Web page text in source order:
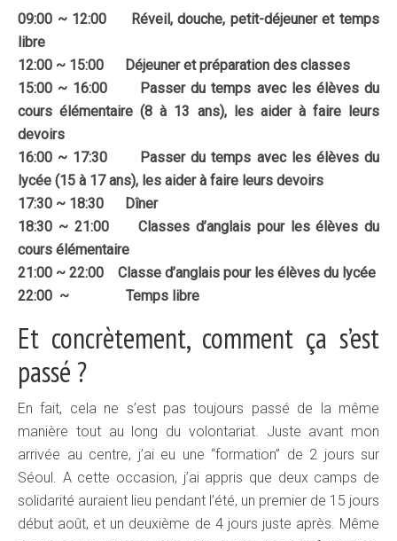
09:00 ~ 12:00 Réveil, douche, petit-déjeuner et temps
libre
12:00 ~ 15:00 Déjeuner et préparation des classes
15:00 ~ 16:00 Passer du temps avec les élèves du
cours élémentaire (8 à 13 ans), les aider à faire leurs
devoirs
16:00 ~ 17:30 Passer du temps avec les élèves du
lycée (15 à 17 ans), les aider à faire leurs devoirs
17:30 ~ 18:30 Dîner
18:30 ~ 21:00 Classes d’anglais pour les élèves du
cours élémentaire
21:00 ~ 22:00 Classe d’anglais pour les élèves du lycée
22:00 ~ Temps libre
Et concrètement, comment ça s’est
passé ?
En fait, cela ne s’est pas toujours passé de la même
manière tout au long du volontariat. Juste avant mon
arrivée au centre, j’ai eu une “formation” de 2 jours sur
Séoul. A cette occasion, j’ai appris que deux camps de
solidarité auraient lieu pendant l’été, un premier de 15 jours
début août, et un deuxième de 4 jours juste après. Même